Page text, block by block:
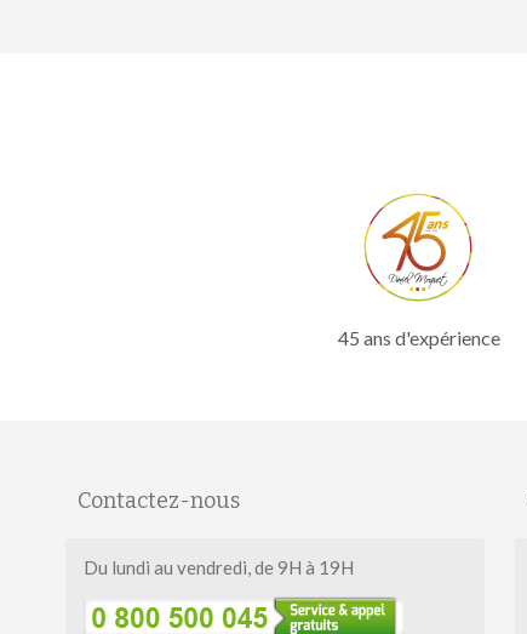
45 ans d'expérience
Contactez-nous
Du lundi au vendredi, de 9H à 19H